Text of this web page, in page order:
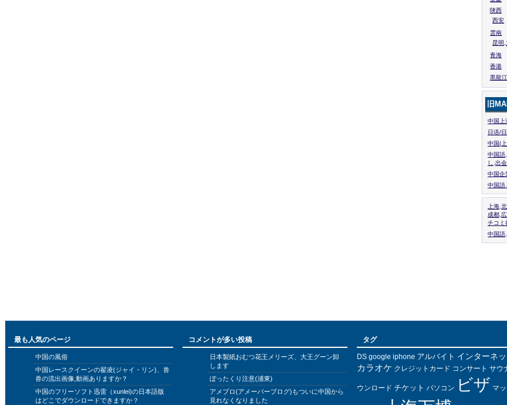
陜西
西安
雲南
昆明,
青海
香港
黒龍江
旧
中国上
日语/
中国(
中国語
し,出
中国企
中国語
上海,
成都,
チコミ
中国語
最も人気のページ
中国の風俗
中国レースクイーンの翟凌(ジャイ・リン)、兽
兽の流出画像,動画ありますか？
中国のフリーソフト迅雷（xunlei)の日本語版
はどこでダウンロードできますか？
コメントが多い投稿
日本製紙おむつ花王メリーズ、大王グーン卸
します
ぼったくり注意(浦東)
アメブロ(アメーバーブログ)もついに中国から
見れなくなりました
タグ
DS google iphone アルバイト インターネッ
カラオケ クレジットカード コンサート サウ
ウンロード チケット パソコン ビザ マ